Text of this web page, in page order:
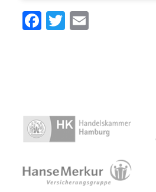
Facebook
Twitter